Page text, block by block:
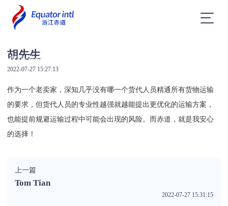
首页>评价管理
胡先生
2022-07-27 15:27:13
作为一个老卖家，深知 几乎没有哪一个货代人员精通所有货物运输
的要求，但货代人员的专业性越强就越能提出更优化的运输方案，
也能提前规避运输过程中可能会出现的风险。 而赤道，就是我安心
的选择！
上一篇
Tom Tian
2022-07-27 15:31:15